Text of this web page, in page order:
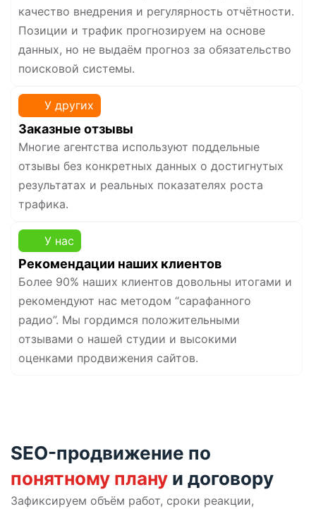
качество внедрения и регулярность отчётности.
Позиции и трафик прогнозируем на основе
данных, но не выдаём прогноз за обязательство
поисковой системы.
У нас
Рекомендации наших клиентов
Более 90% наших клиентов довольны итогами и
рекомендуют нас методом “сарафанного
радио”. Мы гордимся положительными
отзывами о нашей студии и высокими
оценками продвижения сайтов.
У других
Заказные отзывы
Многие агентства используют поддельные
отзывы без конкретных данных о достигнутых
результатах и реальных показателях роста
трафика.
SEO-продвижение по
понятному плану и договору
Зафиксируем объём работ, сроки реакции,